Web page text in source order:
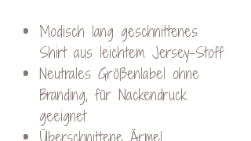
Modisch lang geschnittenes
Shirt aus leichtem Jersey-Stoff
Neutrales Größenlabel ohne
Branding, für Nackendruck
geeignet
Überschnittene Ärmel